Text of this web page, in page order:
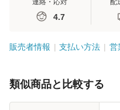
連絡・応対
4.7
配
販売者情報 支払い方法 営
類似商品と比較する